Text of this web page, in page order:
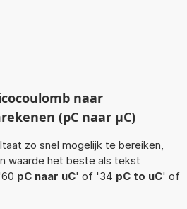
naar
(pC naar µC)
zo snel mogelijk te bereiken,
waarde het beste als tekst
pC naar uC' of '34 pC to uC' of